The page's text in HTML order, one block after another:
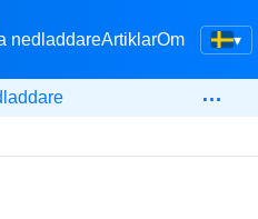
▾
nedladdareArtiklarOm
…